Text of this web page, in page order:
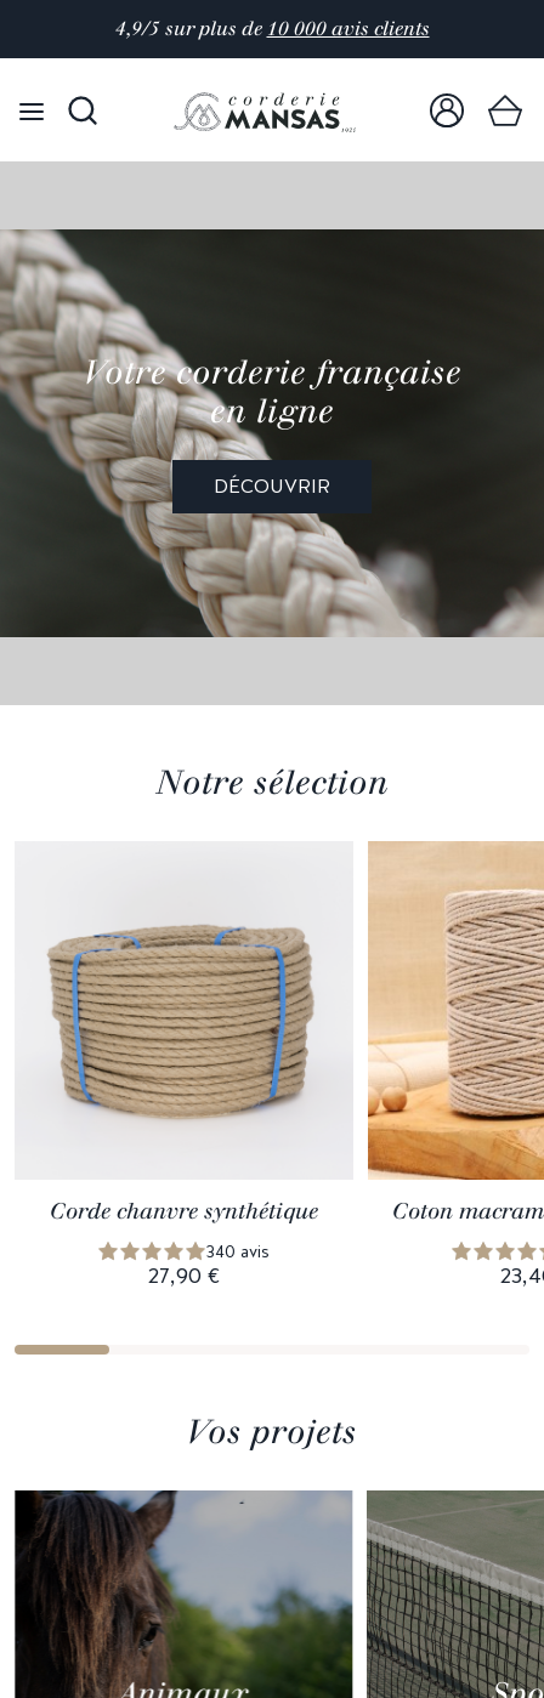
4,9/5 sur plus de 10 000 avis clients
Votre corderie française
en ligne
DÉCOUVRIR
Notre sélection
Corde chanvre synthétique
340 avis
27,90 €
Coton
Vos projets